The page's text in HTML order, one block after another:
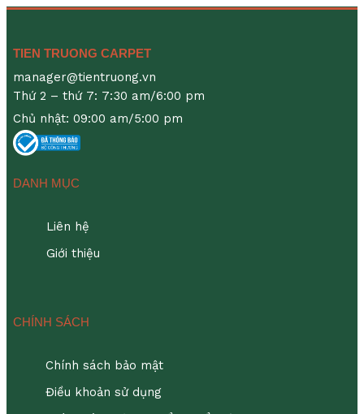
TIEN TRUONG CARPET
manager@tientruong.vn
Thứ 2 – thứ 7: 7:30 am/6:00 pm
Chủ nhật: 09:00 am/5:00 pm
DANH MỤC
Liên hệ
Giới thiệu
CHÍNH SÁCH
Chính sách bảo mật
Điều khoản sử dụng